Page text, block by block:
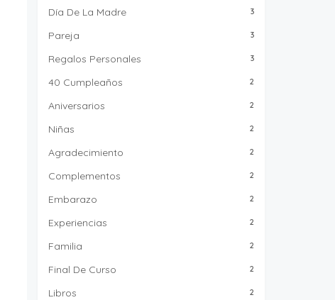
Día De La Madre 3
Pareja 3
Regalos Personales 3
40 Cumpleaños 2
Aniversarios 2
Niñas 2
Agradecimiento 2
Complementos 2
Embarazo 2
Experiencias 2
Familia 2
Final De Curso 2
Libros 2